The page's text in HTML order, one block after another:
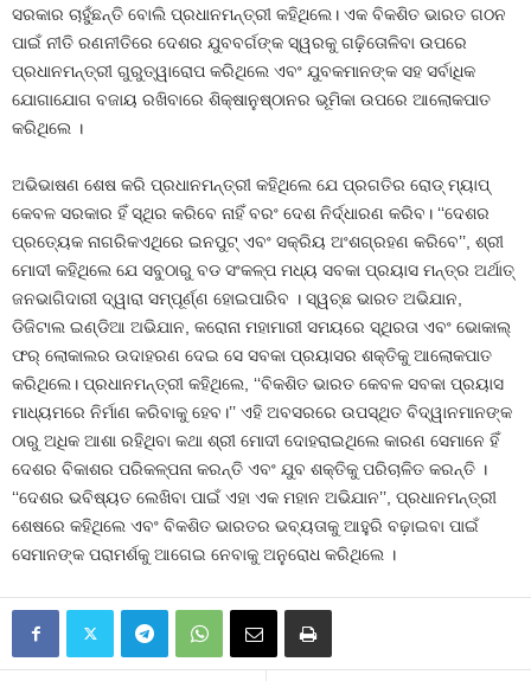
ସରକାର ଚାହୁଁଛନ୍ତି ବୋଲି ପ୍ରଧାନମନ୍ତ୍ରୀ କହିଥିଲେ। ଏକ ବିକଶିତ ଭାରତ ଗଠନ
ପାଇଁ ନୀତି ରଣନୀତିରେ ଦେଶର ଯୁବବର୍ଗଙ୍କ ସ୍ୱରକୁ ଗଢ଼ିତୋଳିବା ଉପରେ
ପ୍ରଧାନମନ୍ତ୍ରୀ ଗୁରୁତ୍ୱାରୋପ କରିଥିଲେ ଏବଂ ଯୁବକମାନଙ୍କ ସହ ସର୍ବାଧିକ
ଯୋଗାଯୋଗ ବଜାୟ ରଖିବାରେ ଶିକ୍ଷାନୁଷ୍ଠାନର ଭୂମିକା ଉପରେ ଆଲୋକପାତ
କରିଥିଲେ ।
ଅଭିଭାଷଣ ଶେଷ କରି ପ୍ରଧାନମନ୍ତ୍ରୀ କହିଥିଲେ ଯେ ପ୍ରଗତିର ରୋଡ୍ ମ୍ୟାପ୍
କେବଳ ସରକାର ହିଁ ସ୍ଥିର କରିବେ ନାହିଁ ବରଂ ଦେଶ ନିର୍ଦ୍ଧାରଣ କରିବ। ‘‘ଦେଶର
ପ୍ରତ୍ୟେକ ନାଗରିକଏଥିରେ ଇନପୁଟ୍ ଏବଂ ସକ୍ରିୟ ଅଂଶଗ୍ରହଣ କରିବେ’’, ଶ୍ରୀ
ମୋଦୀ କହିଥିଲେ ଯେ ସବୁଠାରୁ ବଡ ସଂକଳ୍ପ ମଧ୍ୟ ସବକା ପ୍ରୟାସ ମନ୍ତ୍ର ଅର୍ଥାତ୍
ଜନଭାଗିଦାରୀ ଦ୍ୱାରା ସମ୍ପୂର୍ଣ୍ଣ ହୋଇପାରିବ । ସ୍ୱଚ୍ଛ ଭାରତ ଅଭିଯାନ,
ଡିଜିଟାଲ ଇଣ୍ଡିଆ ଅଭିଯାନ, କରୋନା ମହାମାରୀ ସମୟରେ ସ୍ଥିରତା ଏବଂ ଭୋକାଲ୍
ଫର୍ ଲୋକାଲର ଉଦାହରଣ ଦେଇ ସେ ସବକା ପ୍ରୟାସର ଶକ୍ତିକୁ ଆଲୋକପାତ
କରିଥିଲେ। ପ୍ରଧାନମନ୍ତ୍ରୀ କହିଥିଲେ, ‘‘ବିକଶିତ ଭାରତ କେବଳ ସବକା ପ୍ରୟାସ
ମାଧ୍ୟମରେ ନିର୍ମାଣ କରିବାକୁ ହେବ।’’ ଏହି ଅବସରରେ ଉପସ୍ଥିତ ବିଦ୍ୱାନମାନଙ୍କ
ଠାରୁ ଅଧିକ ଆଶା ରହିଥିବା କଥା ଶ୍ରୀ ମୋଦୀ ଦୋହରାଇଥିଲେ କାରଣ ସେମାନେ ହିଁ
ଦେଶର ବିକାଶର ପରିକଳ୍ପନା କରନ୍ତି ଏବଂ ଯୁବ ଶକ୍ତିକୁ ପରିଚାଳିତ କରନ୍ତି ।
‘‘ଦେଶର ଭବିଷ୍ୟତ ଲେଖିବା ପାଇଁ ଏହା ଏକ ମହାନ ଅଭିଯାନ’’, ପ୍ରଧାନମନ୍ତ୍ରୀ
ଶେଷରେ କହିଥିଲେ ଏବଂ ବିକଶିତ ଭାରତର ଭବ୍ୟତାକୁ ଆହୁରି ବଢ଼ାଇବା ପାଇଁ
ସେମାନଙ୍କ ପରାମର୍ଶକୁ ଆଗେଇ ନେବାକୁ ଅନୁରୋଧ କରିଥିଲେ ।